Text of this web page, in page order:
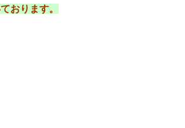
おります。